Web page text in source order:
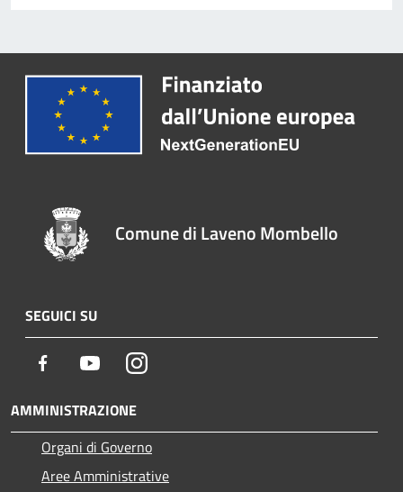
Comune di Laveno Mombello
SEGUICI SU
Facebook YoutubeInstagram
AMMINISTRAZIONE
Organi di Governo
Aree Amministrative